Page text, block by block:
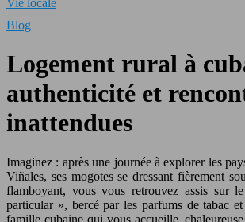
Vie locale
Blog
Logement rural à
authenticité et
inattendues
Imaginez : après une journée à explorer les
Viñales, ses mogotes se dressant fièrement
flamboyant, vous vous retrouvez assis sur
particular », bercé par les parfums de tabac
famille cubaine qui vous accueille,